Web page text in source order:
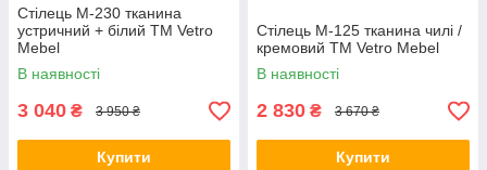
Стілець M-230 тканина
устричний + білий TM Vetro
Mebel
В наявності
3 040 ₴ 3 950 ₴
Купити
Стілець M-125 тканина чилі /
кремовий TM Vetro Mebel
В наявності
2 830 ₴ 3 670 ₴
Купити